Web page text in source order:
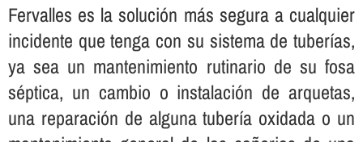
Fervalles es la solución más segura a cualquier
incidente que tenga con su sistema de tuberí­as,
ya sea un mantenimiento rutinario de su fosa
séptica, un cambio o instalación de arquetas,
una reparación de alguna tuberí­a oxidada o un